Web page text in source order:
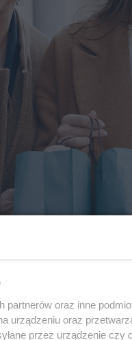
partnerów oraz inne
urządzeniu oraz
przez urządzenie czy